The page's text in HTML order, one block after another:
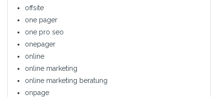
offsite
one pager
one pro seo
onepager
online
online marketing
online marketing beratung
onpage